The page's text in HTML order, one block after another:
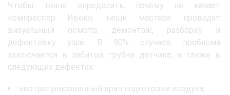
Чтобы точно определить, почему не качает
компрессор Ивеко, наши мастера проводят
визуальный осмотр, демонтаж, разборку и
дефектовку узла. В 90% случаев проблема
заключается в забитой трубке датчика, а также в
следующих дефектах:
неотрегулированный кран подготовки воздуха;